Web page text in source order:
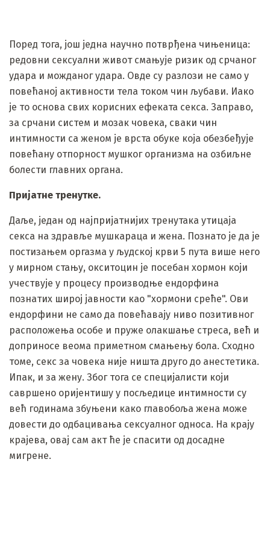
Поред тога, још једна научно потврђена чињеница:
редовни сексуални живот смањује ризик од срчаног
удара и можданог удара. Овде су разлози не само у
повећаној активности тела током чин љубави. Иако
је то основа свих корисних ефеката секса. Заправо,
за срчани систем и мозак човека, сваки чин
интимности са женом је врста обуке која обезбеђује
повећану отпорност мушког организма на озбиљне
болести главних органа.
Пријатне тренутке.
Даље, један од најпријатнијих тренутака утицаја
секса на здравље мушкараца и жена. Познато је да је
постизањем оргазма у људској крви 5 пута више него
у мирном стању, окситоцин је посебан хормон који
учествује у процесу производње ендорфина
познатих широј јавности као "хормони среће". Ови
ендорфини не само да повећавају ниво позитивног
расположења особе и пруже олакшање стреса, већ и
доприносе веома приметном смањењу бола. Сходно
томе, секс за човека није ништа друго до анестетика.
Ипак, и за жену. Због тога се специјалисти који
савршено оријентишу у посљедице интимности су
већ годинама збуњени како главобоља жена може
довести до одбацивања сексуалног односа. На крају
крајева, овај сам акт ће је спасити од досадне
мигрене.